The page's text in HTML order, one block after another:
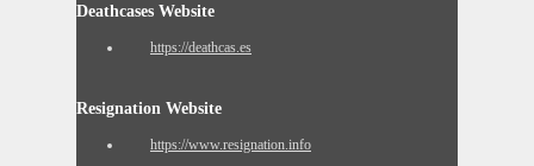
Deathcases Website
https://deathcas.es
Resignation Website
https://www.resignation.info